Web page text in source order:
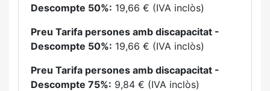
Descompte 50%: 19,66 € (IVA inclòs)
Preu Tarifa persones amb discapacitat -
Descompte 50%: 19,66 € (IVA inclòs)
Preu Tarifa persones amb discapacitat -
Descompte 75%: 9,84 € (IVA inclòs)